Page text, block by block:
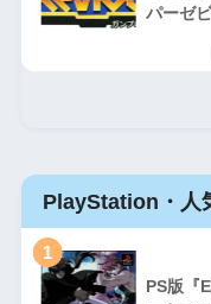
パーゼ
PlayStation・人
1
PS版『